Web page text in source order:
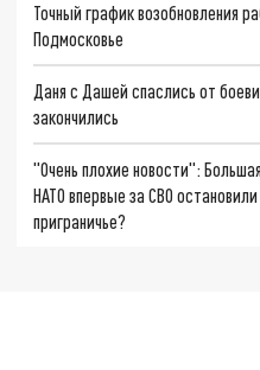
Точный график возобновления
Подмосковье
Даня с Дашей спаслись от
закончились
"Очень плохие новости":
НАТО впервые за СВО
приграничье?